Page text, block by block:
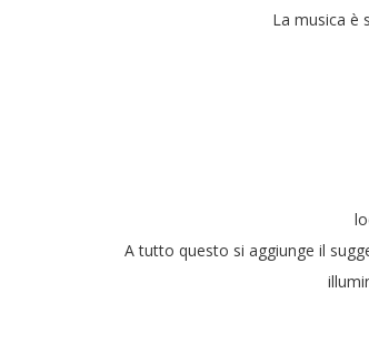
La musica è
A tutto questo si aggiunge il